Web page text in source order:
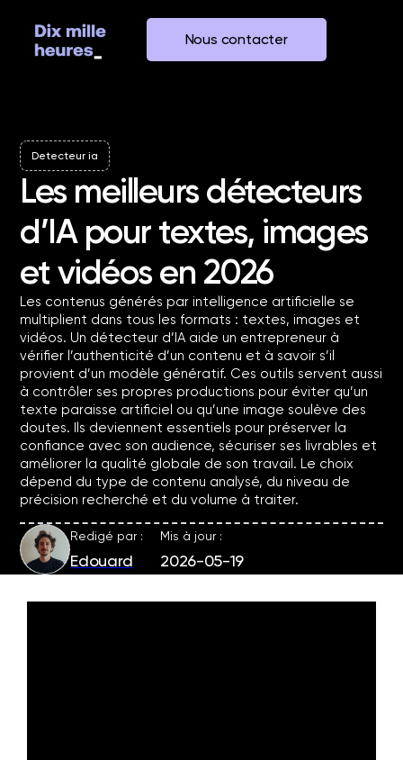
Nous contacter
Detecteur ia
Les meilleurs détecteurs
d’IA pour textes, images
et vidéos en 2026
Les contenus générés par intelligence artificielle se
multiplient dans tous les formats : textes, images et
vidéos. Un détecteur d’IA aide un entrepreneur à
vérifier l’authenticité d’un contenu et à savoir s’il
provient d’un modèle génératif. Ces outils servent aussi
à contrôler ses propres productions pour éviter qu’un
texte paraisse artificiel ou qu’une image soulève des
doutes. Ils deviennent essentiels pour préserver la
confiance avec son audience, sécuriser ses livrables et
améliorer la qualité globale de son travail. Le choix
dépend du type de contenu analysé, du niveau de
précision recherché et du volume à traiter.
Redigé par :
Edouard
Mis à jour :
2026-05-19